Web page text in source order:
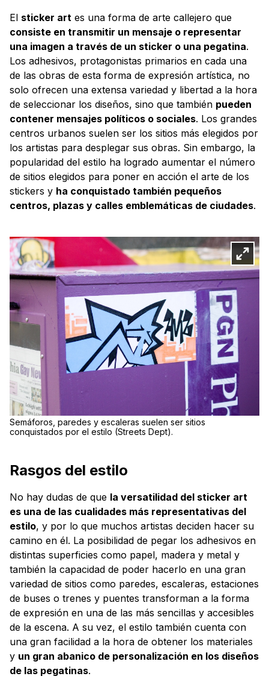
El sticker art es una forma de arte callejero que
consiste en transmitir un mensaje o representar
una imagen a través de un sticker o una pegatina.
Los adhesivos, protagonistas primarios en cada una
de las obras de esta forma de expresión artística, no
solo ofrecen una extensa variedad y libertad a la hora
de seleccionar los diseños, sino que también pueden
contener mensajes políticos o sociales. Los grandes
centros urbanos suelen ser los sitios más elegidos por
los artistas para desplegar sus obras. Sin embargo, la
popularidad del estilo ha logrado aumentar el número
de sitios elegidos para poner en acción el arte de los
stickers y ha conquistado también pequeños
centros, plazas y calles emblemáticas de ciudades.
Semáforos, paredes y escaleras suelen ser sitios
conquistados por el estilo (Streets Dept).
Rasgos del estilo
No hay dudas de que la versatilidad del sticker art
es una de las cualidades más representativas del
estilo, y por lo que muchos artistas deciden hacer su
camino en él. La posibilidad de pegar los adhesivos en
distintas superficies como papel, madera y metal y
también la capacidad de poder hacerlo en una gran
variedad de sitios como paredes, escaleras, estaciones
de buses o trenes y puentes transforman a la forma
de expresión en una de las más sencillas y accesibles
de la escena. A su vez, el estilo también cuenta con
una gran facilidad a la hora de obtener los materiales
y un gran abanico de personalización en los diseños
de las pegatinas.